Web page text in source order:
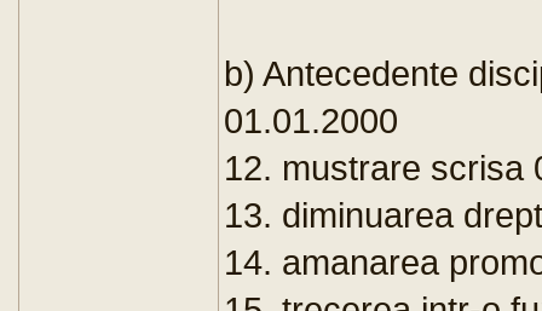
b) Antecedente
01.01.2000
12. mustrare scrisa
13. diminuarea
14. amanarea